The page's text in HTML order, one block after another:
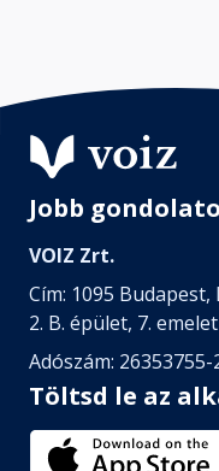
Jobb
VOIZ Zrt.
Cím: 1095
2. B. épület, 7.
Adószám: 26353755-
Töltsd le az